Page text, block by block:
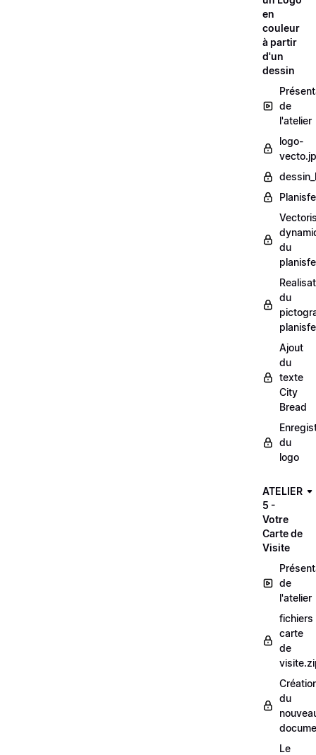
en
couleur
à partir
d'un
dessin
de
l'atelier
logo-
du
du
Ajout
du
texte
City
Bread
du
logo
ATELIER
5 -
Votre
Carte de
Visite
de
l'atelier
fichiers
carte
de
du
Le